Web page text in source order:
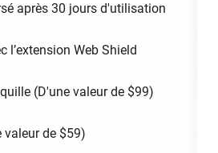
après 30 jours d'utilisation
l’extension Web Shield
(D'une valeur de $99)
valeur de $59)